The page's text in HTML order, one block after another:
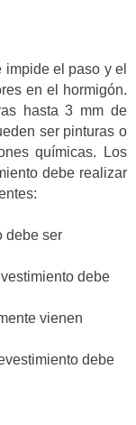
impide el paso y el
en el hormigón.
hasta 3 mm de
ser pinturas o
químicas. Los
debe realizar
debe ser
debe
vienen
debe